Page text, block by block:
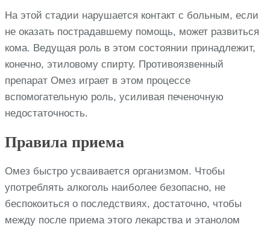
На этой стадии нарушается контакт с больным, если
не оказать пострадавшему помощь, может развиться
кома. Ведущая роль в этом состоянии принадлежит,
конечно, этиловому спирту. Противоязвенный
препарат Омез играет в этом процессе
вспомогательную роль, усиливая печеночную
недостаточность.
Правила приема
Омез быстро усваивается организмом. Чтобы
употреблять алкоголь наиболее безопасно, не
беспокоиться о последствиях, достаточно, чтобы
между после приема этого лекарства и этанолом